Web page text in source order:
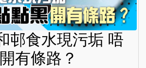
邨食水現污垢 唔
有條路？